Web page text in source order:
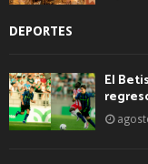
DEPORTES
El